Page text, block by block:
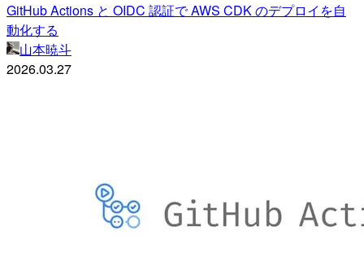
GitHub Actions と OIDC 認証で AWS CDK のデプロイを自
動化する
山本暁斗
2026.03.27